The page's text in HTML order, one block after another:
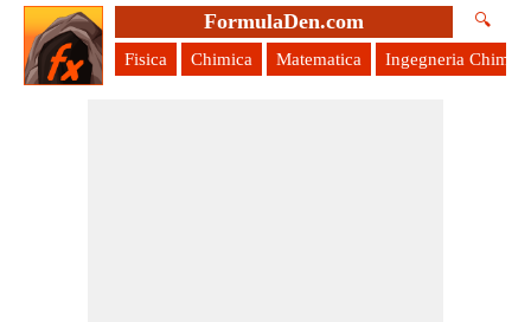
FormulaDen.com 🔍
Fisica Chimica Matematica Ingegneria Chimica